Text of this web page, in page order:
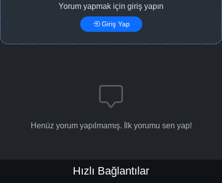
Yorum yapmak için giriş yapın
Giriş Yap
Henüz yorum yapılmamış. İlk yorumu sen yap!
Hızlı Bağlantılar